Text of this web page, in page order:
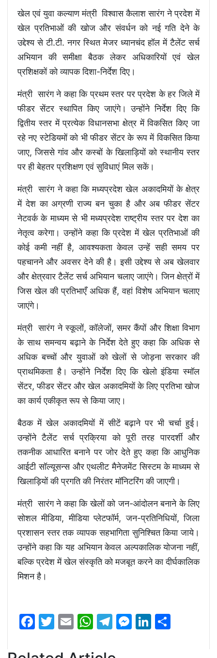
खेल एवं युवा कल्याण मंत्री विश्वास कैलाश सारंग ने प्रदेश में
खेल प्रतिभाओं की खोज और संवर्धन को नई गति देने के
उद्देश्य से टी.टी. नगर स्थित मेजर ध्यानचंद हॉल में टैलेंट सर्च
अभियान की समीक्षा बैठक लेकर अधिकारियों एवं खेल
प्रशिक्षकों को व्यापक दिशा-निर्देश दिए।
मंत्री सारंग ने कहा कि प्रथम स्तर पर प्रदेश के हर जिले में
फीडर सेंटर स्थापित किए जाएंगे। उन्होंने निर्देश दिए कि
द्वितीय स्तर में प्रत्येक विधानसभा क्षेत्र में विकसित किए जा
रहे नए स्टेडियमों को भी फीडर सेंटर के रूप में विकसित किया
जाए, जिससे गांव और कस्बों के खिलाड़ियों को स्थानीय स्तर
पर ही बेहतर प्रशिक्षण एवं सुविधाएं मिल सकें।
मंत्री सारंग ने कहा कि मध्यप्रदेश खेल अकादमियों के क्षेत्र
में देश का अग्रणी राज्य बन चुका है और अब फीडर सेंटर
नेटवर्क के माध्यम से भी मध्यप्रदेश राष्ट्रीय स्तर पर देश का
नेतृत्व करेगा। उन्होंने कहा कि प्रदेश में खेल प्रतिभाओं की
कोई कमी नहीं है, आवश्यकता केवल उन्हें सही समय पर
पहचानने और अवसर देने की है। इसी उद्देश्य से अब खेलवार
और क्षेत्रवार टैलेंट सर्च अभियान चलाए जाएंगे। जिन क्षेत्रों में
जिस खेल की प्रतिभाएँ अधिक हैं, वहां विशेष अभियान चलाए
जाएंगे।
मंत्री सारंग ने स्कूलों, कॉलेजों, समर कैंपों और शिक्षा विभाग
के साथ समन्वय बढ़ाने के निर्देश देते हुए कहा कि अधिक से
अधिक बच्चों और युवाओं को खेलों से जोड़ना सरकार की
प्राथमिकता है। उन्होंने निर्देश दिए कि खेलो इंडिया स्मॉल
सेंटर, फीडर सेंटर और खेल अकादमियों के लिए प्रतिभा खोज
का कार्य एकीकृत रूप से किया जाए।
बैठक में खेल अकादमियों में सीटें बढ़ाने पर भी चर्चा हुई।
उन्होंने टैलेंट सर्च प्रक्रिया को पूरी तरह पारदर्शी और
तकनीक आधारित बनाने पर जोर देते हुए कहा कि आधुनिक
आईटी सॉल्यूसन्स और एथलीट मैनेजमेंट सिस्टम के माध्यम से
खिलाड़ियों की प्रगति की निरंतर मॉनिटरिंग की जाएगी।
मंत्री सारंग ने कहा कि खेलों को जन-आंदोलन बनाने के लिए
सोशल मीडिया, मीडिया प्लेटफॉर्म, जन-प्रतिनिधियों, जिला
प्रशासन स्तर तक व्यापक सहभागिता सुनिश्चित किया जाये।
उन्होंने कहा कि यह अभियान केवल अल्पकालिक योजना नहीं,
बल्कि प्रदेश में खेल संस्कृति को मजबूत करने का दीर्घकालिक
मिशन है।
Facebook
Twitter
EmailWhatsApp
Telegram
Messenger
LinkedIn